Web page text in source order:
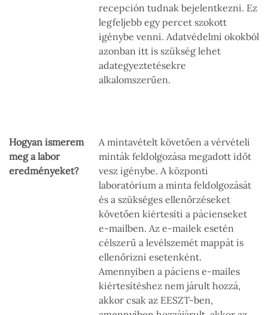
recepción tudnak bejelentkezni. Ez
legfeljebb egy percet szokott
igénybe venni. Adatvédelmi okokból
azonban itt is szükség lehet
adategyeztetésekre
alkalomszerűen.
Hogyan ismerem
meg a labor
eredményeket?
A mintavételt követően a vérvételi
minták feldolgozása megadott időt
vesz igénybe. A központi
laboratórium a minta feldolgozását
és a szükséges ellenőrzéseket
követően kiértesíti a pácienseket
e-mailben. Az e-mailek esetén
célszerű a levélszemét mappát is
ellenőrizni esetenként.
Amennyiben a páciens e-mailes
kiértesítéshez nem járult hozzá,
akkor csak az EESZT-ben,